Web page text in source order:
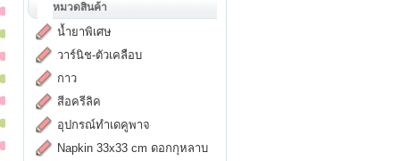
หมวดสินค้า
น้ำยาพิเศษ
วาร์นิช-ตัวเคลือบ
กาว
สีอครีลิค
อุปกรณ์ทำเดคูพาจ
Napkin 33x33 cm ดอกกุหลาบ